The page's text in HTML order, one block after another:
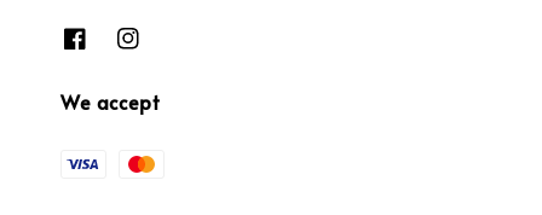
We accept